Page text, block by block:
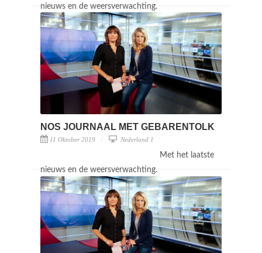
nieuws en de weersverwachting.
NOS JOURNAAL MET GEBARENTOLK
11 Oktober 2019 Nederland 1
Met het laatste
nieuws en de weersverwachting.